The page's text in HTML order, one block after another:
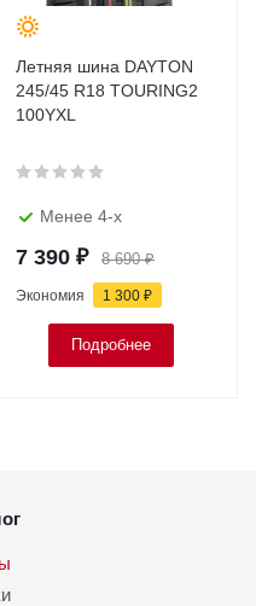
Летняя шина DAYTON
245/45 R18 TOURING2
100YXL
Менее 4-х
7 390 ₽ 8 690₽
Экономия 1 300 ₽
Подробнее